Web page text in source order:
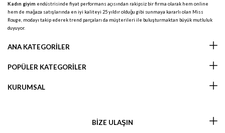
Kadın giyim endüstrisinde fiyat performans açısından rakipsiz bir firma olarak hem online
hem de mağaza satışlarında en iyi kaliteyi 25 yıldır olduğu gibi sunmaya kararlı olan Miss
Rouge, modayı takip ederek trend parçaları da müşterileri ile buluşturmaktan büyük mutluluk
duyuyor.
ANA KATEGORİLER
POPÜLER KATEGORİLER
KURUMSAL
BİZE ULAŞIN